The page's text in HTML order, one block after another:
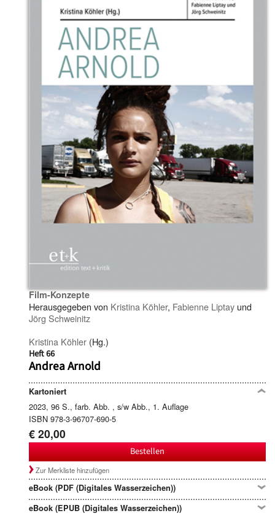
Film-Konzepte
Herausgegeben von Kristina Köhler, Fabienne Liptay und
Jörg Schweinitz
Kristina Köhler (Hg.)
Heft 66
Andrea Arnold
Kartoniert
2023, 96 S., farb. Abb. , s/w Abb., 1. Auflage
ISBN 978-3-96707-690-5
€ 20,00
Bestellen
Zur Merkliste hinzufügen
eBook (PDF (Digitales Wasserzeichen))
eBook (EPUB (Digitales Wasserzeichen))